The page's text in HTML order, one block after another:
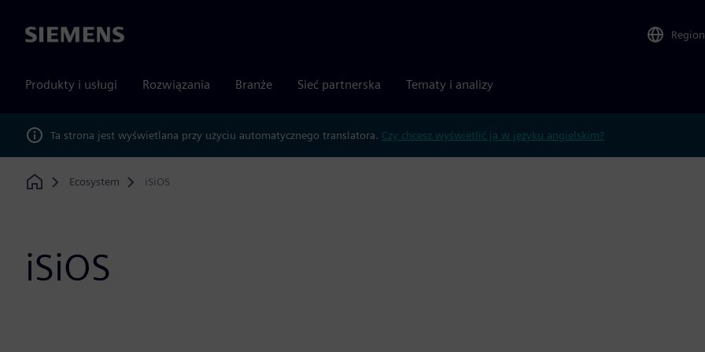
Siemens Region
Produkty i usługi Rozwiązania Branże Sieć partnerska Tematy i analizy
Ta strona jest wyświetlana przy użyciu automatycznego translatora. Czy chcesz wyświetlić ją w języku angielskim?
Home
Ecosystem iSiOS
iSiOS